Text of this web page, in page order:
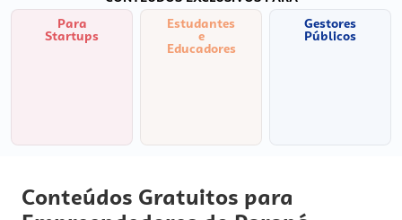
Para
Startups
Estudantes
e
Educadores
Gestores
Públicos
Conteúdos Gratuitos para